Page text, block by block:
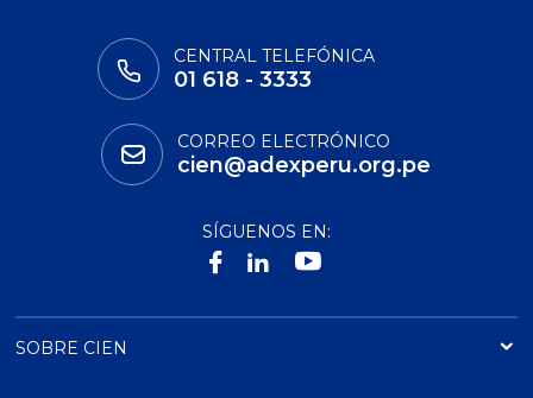
CENTRAL TELEFÓNICA
01 618 - 3333
CORREO ELECTRÓNICO
cien@adexperu.org.pe
SÍGUENOS EN:
SOBRE CIEN